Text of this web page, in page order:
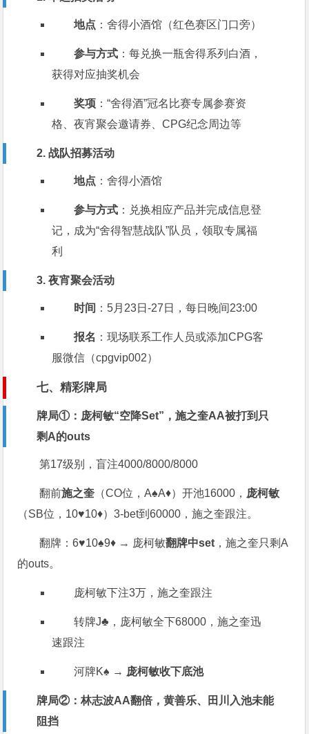
地点 ：舍得小酒馆（红色赛区门口旁）
参与方式 ：每兑换一瓶舍得系列白酒，
获得对应抽奖机会
奖项 ：“舍得酒”冠名比赛专属参赛资
格、夜宵聚会邀请券、CPG纪念周边等
2. 战队招募活动
地点 ：舍得小酒馆
参与方式 ：兑换相应产品并完成信息登
记，成为“舍得智慧战队”队员，领取专属福
利
3. 夜宵聚会活动
时间 ：5月23日-27日，每日晚间23:00
报名 ：现场联系工作人员或添加CPG客
服微信（cpgvip002）
七、精彩牌局
牌局①：庞柯敏“空降Set”，施之奎AA被打到只
剩A的outs
第17级别，盲注4000/8000/8000
翻前施之奎 （CO位，A♠️A♦️）开池16000， 庞柯敏
（SB位，10♥️10♦️）3-bet到60000，施之奎跟注。
翻牌：6♥️10♠️9♦️ → 庞柯敏翻牌中set ，施之奎只剩A
的outs。
庞柯敏下注3万，施之奎跟注
转牌J♣️，庞柯敏全下68000，施之奎迅
速跟注
河牌K♠️ → 庞柯敏收下底池
牌局②：林志波AA翻倍，黄善乐、田川入池未能
阻挡